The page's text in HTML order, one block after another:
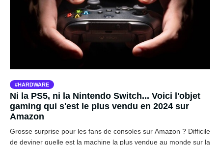
HARDWARE
Ni la PS5, ni la Nintendo Switch... Voici l'objet
gaming qui s'est le plus vendu en 2024 sur
Amazon
Grosse surprise pour les fans de consoles sur Amazon ? Difficile
de deviner quelle est la machine la plus vendue au monde sur la